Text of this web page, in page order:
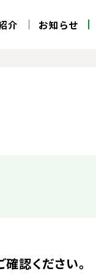
介 お知らせ
認ください。